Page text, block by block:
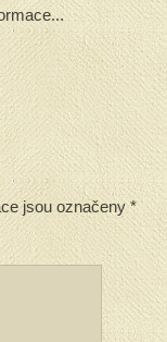
jsou označeny*